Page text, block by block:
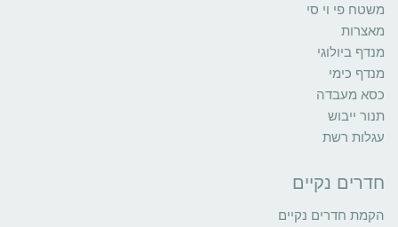
משטח פי וי סי
מאצרות
מנדף ביולוגי
מנדף כימי
כסא מעבדה
תנור ייבוש
עגלות רשת
חדרים נקיים
הקמת חדרים נקיים